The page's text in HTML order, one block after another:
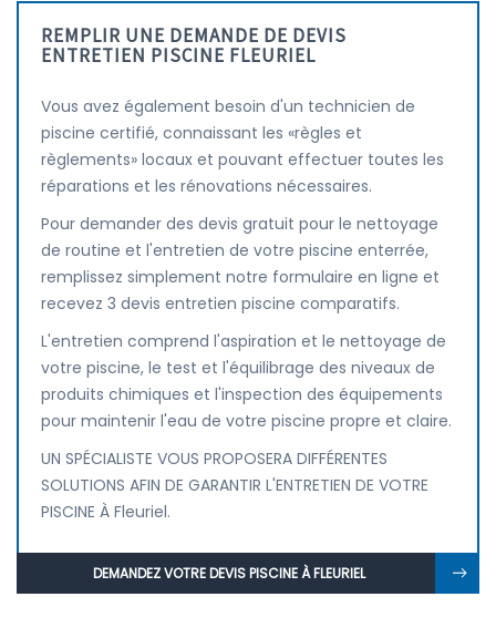
REMPLIR UNE DEMANDE DE DEVIS
ENTRETIEN PISCINE FLEURIEL
Vous avez également besoin d'un technicien de
piscine certifié, connaissant les «règles et
règlements» locaux et pouvant effectuer toutes les
réparations et les rénovations nécessaires.
Pour demander des devis gratuit pour le nettoyage
de routine et l'entretien de votre piscine enterrée,
remplissez simplement notre formulaire en ligne et
recevez 3 devis entretien piscine comparatifs.
L'entretien comprend l'aspiration et le nettoyage de
votre piscine, le test et l'équilibrage des niveaux de
produits chimiques et l'inspection des équipements
pour maintenir l'eau de votre piscine propre et claire.
UN SPÉCIALISTE VOUS PROPOSERA DIFFÉRENTES
SOLUTIONS AFIN DE GARANTIR L'ENTRETIEN DE VOTRE
PISCINE À Fleuriel.
DEMANDEZ VOTRE DEVIS PISCINE À FLEURIEL